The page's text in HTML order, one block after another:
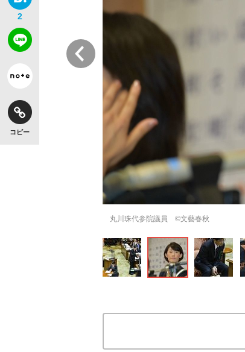
「目標達成できなかったからと言っ
2
コピー
丸川珠代参院議員 ©文藝春秋